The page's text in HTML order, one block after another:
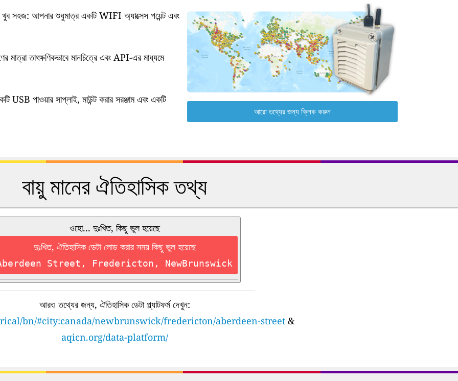
সহজ: আপনার শুধুমাত্র একটি WIFI অ্যাক্সেস পয়েন্ট এবং
তাৎক্ষণিকভাবে মানচিত্রে এবং API-এর মাধ্যমে
USB পাওয়ার সাপ্লাই, মাউন্ট করার সরঞ্জাম এবং একটি
আরো তথ্যের জন্য ক্লিক করুন
বায়ু মানের ঐতিহাসিক তথ্য
ওহো... দুঃখিত, কিছু ভুল হয়েছে
দুঃখিত, ঐতিহাসিক ডেটা লোড করার সময় কিছু ভুল হয়েছে
Street, Fredericton, NewBrunswick
আরও তথ্যের জন্য, ঐতিহাসিক ডেটা প্ল্যাটফর্ম দেখুন:
bn/#city:canada/newbrunswick/fredericton/aberdeen-street&
aqicn.org/data-platform/